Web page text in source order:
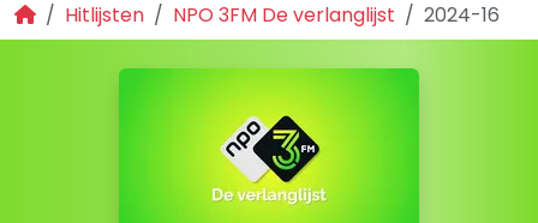
Hitlijsten NPO 3FM De verlanglijst 2024-16